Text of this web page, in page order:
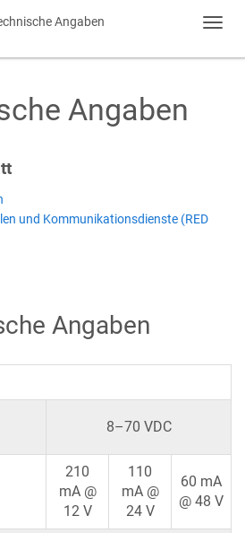
Angaben
Angaben
und Kommunikationsdienste (RED
Angaben
8–70 VDC
210
mA @
12 V
110
mA @
24 V
60 mA
@ 48 V